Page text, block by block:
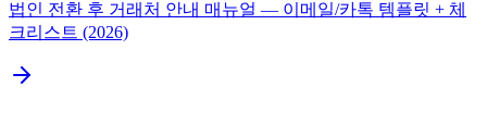
법인 전환 후 거래처 안내 매뉴얼 — 이메일/카톡 템플릿 + 체
크리스트 (2026)